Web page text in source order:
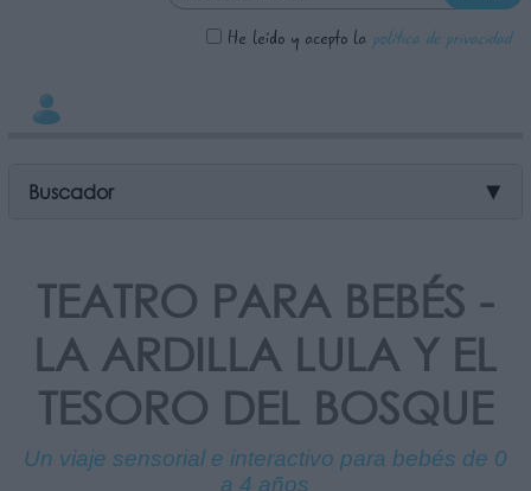
He leído y acepto la política de privacidad
Buscador ▼
TEATRO PARA BEBÉS -
LA ARDILLA LULA Y EL
TESORO DEL BOSQUE
Un viaje sensorial e interactivo para bebés de 0
a 4 años
Información adicional